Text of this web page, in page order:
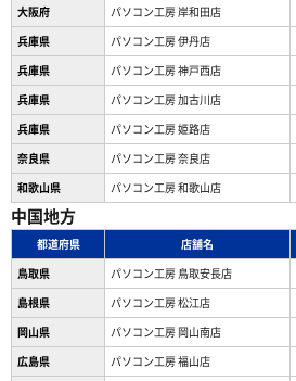
大阪府
パソコン工房 岸和田店
兵庫県
パソコン工房 伊丹店
兵庫県
パソコン工房 神戸西店
兵庫県
パソコン工房 加古川店
兵庫県
パソコン工房 姫路店
奈良県
パソコン工房 奈良店
和歌山県
パソコン工房 和歌山店
中国地方
都道府県 店舗名
鳥取県
パソコン工房 鳥取安長店
島根県
パソコン工房 松江店
岡山県
パソコン工房 岡山南店
広島県
パソコン工房 福山店